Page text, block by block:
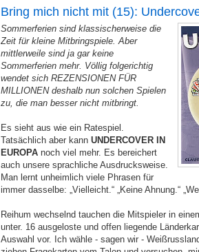
Bring mich nicht mit (15):
Sommerferien sind klassischerweise die
Zeit für kleine Mitbringspiele. Aber
mittlerweile sind ja gar keine
Sommerferien mehr. Völlig folgerichtig
wendet sich REZENSIONEN FÜR
MILLIONEN deshalb nun solchen Spielen
zu, die man besser nicht mitbringt.
Es sieht aus wie ein Ratespiel.
Tatsächlich aber kann UNDERCOVER IN
EUROPA noch viel mehr. Es bereichert
auch unsere sprachliche Ausdrucksweise.
Man lernt unheimlich viele Phrasen für
immer dasselbe: „Vielleicht.“ „Keine Ahnung.“
Reihum wechselnd tauchen die Mitspieler in
unter. 16 ausgeloste und offen liegende
Auswahl vor. Ich wähle - sagen wir -